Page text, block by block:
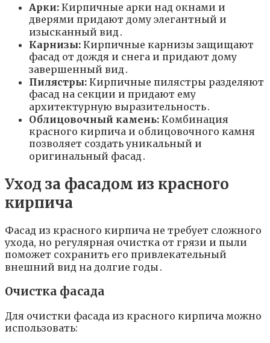
Арки: Кирпичные арки над окнами и
дверями придают дому элегантный и
изысканный вид․
Карнизы: Кирпичные карнизы защищают
фасад от дождя и снега и придают дому
завершенный вид․
Пилястры: Кирпичные пилястры разделяют
фасад на секции и придают ему
архитектурную выразительность․
Облицовочный камень: Комбинация
красного кирпича и облицовочного камня
позволяет создать уникальный и
оригинальный фасад․
Уход за фасадом из красного
кирпича
Фасад из красного кирпича не требует сложного
ухода, но регулярная очистка от грязи и пыли
поможет сохранить его привлекательный
внешний вид на долгие годы․
Очистка фасада
Для очистки фасада из красного кирпича можно
использовать: